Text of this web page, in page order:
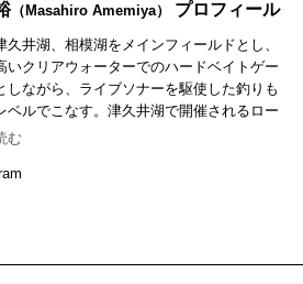
（Masahiro Amemiya） プロフィール
久井湖、相模湖をメインフィールドとし、
いクリアウォーターでのハードベイトゲー
しながら、ライブソナーを駆使した釣りも
ベルでこなす。津久井湖で開催されるロー
メントでは優勝や入賞の経験が多数。SNS
イルのトーナメンターとして活動してい
む